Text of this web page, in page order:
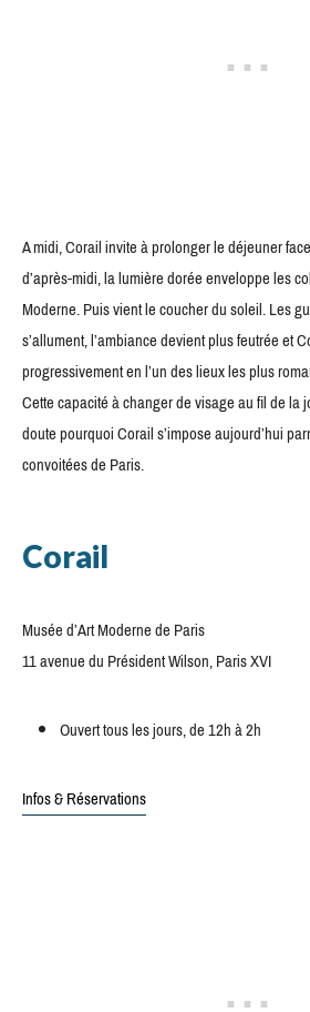
A midi, Corail invite à prolonger le déjeuner
d’après-midi, la lumière dorée enveloppe les
Moderne. Puis vient le coucher du soleil. Les
s’allument, l’ambiance devient plus feutrée et
progressivement en l’un des lieux les plus
Cette capacité à changer de visage au fil de la
doute pourquoi Corail s’impose aujourd’hui
convoitées de Paris.
Corail
Musée d’Art Moderne de Paris
11 avenue du Président Wilson, Paris XVI
Ouvert tous les jours, de 12h à 2h
Infos & Réservations